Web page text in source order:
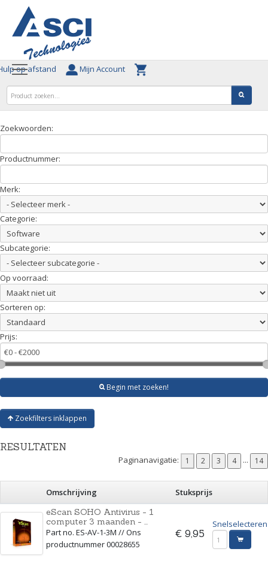
op afstand Mijn Account
Zoekwoorden:
Productnummer:
Merk:
Categorie:
Subcategorie:
Op voorraad:
Sorteren op:
Prijs:
Begin met zoeken!
Zoekfilters inklappen
RESULTATEN
Paginanavigatie: ...
Omschrijving
Stuksprijs
eScan SOHO Antivirus - 1
computer 3 maanden - ...
Part no. ES-AV-1-3M // Ons
productnummer 00028655
€ 9,95
Snelselecteren